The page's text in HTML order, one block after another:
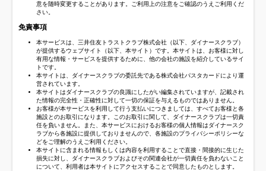
意を随時変更することがあります。ご利用上の注意をご確認のうえご利用くだ
さい。
免責事項
本サービスは、三井住友トラストクラブ株式会社（以下、ダイナースクラブ）
が提供するウェブサイト（以下、本サイト）です。本サイトは、お客様に対し
有用な情報・サービスを提供するために、他の会社の施設を紹介しているサイ
トです。
本サイトは、ダイナースクラブの委託先である株式会社パスタカードにより運
営されています。
本サイトはダイナースクラブの良識にしたがい編集されていますが、記載され
た情報の完全性・正確性に対して一切の保証を与えるものではありません。
お客様が本サービスを利用して行う支払いにつきましては、すべてお客様と各
施設とのお取引になります。このお取引に関して、ダイナースクラブは一切責
任を負いません。また、本サービスにおけるお客様の個人情報はダイナースク
ラブから各施設に提供しておりませんので、各施設のプライバシーポリシーな
どをご理解のうえご利用ください。
本サイトに含まれる情報もしくは内容を利用することで直接・間接的に生じた
損失に対し、ダイナースクラブおよびその関連会社が一切責任を負わないこと
について、利用者は本サイトにアクセスすることで同意したものとします。